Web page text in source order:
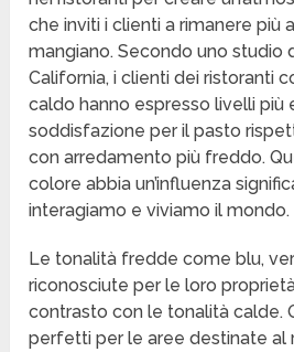
che inviti i clienti a rimanere più
mangiano. Secondo uno studio
California, i clienti dei ristoranti
caldo hanno espresso livelli più
soddisfazione per il pasto
con arredamento più freddo.
colore abbia un’influenza
interagiamo e viviamo il mondo.
Le tonalità fredde come blu,
riconosciute per le loro
contrasto con le tonalità calde.
perfetti per le aree destinate al